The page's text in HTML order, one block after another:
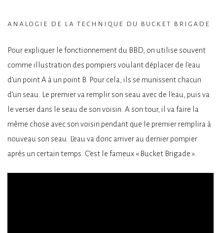
analogie de la technique du bucket brigade
Pour expliquer le fonctionnement du BBD, on utilise souvent
comme illustration des pompiers voulant déplacer de l’eau
d’un point A à un point B. Pour cela, ils se munissent chacun
d’un seau. Le premier va remplir son seau avec de l’eau, puis va
le verser dans le seau de son voisin. A son tour, il va faire la
même chose avec son voisin pendant que le premier remplira à
nouveau son seau. L’eau va donc arriver au dernier pompier
après un certain temps. C’est le fameux « Bucket Brigade ».